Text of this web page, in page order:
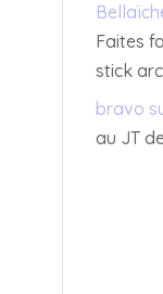
Faites
stick
bravo
au JT